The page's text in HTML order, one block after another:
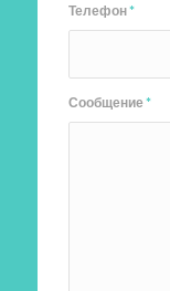
Телефон*
Сообщение*